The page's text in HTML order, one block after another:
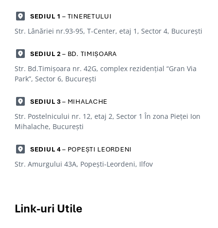
SEDIUL 1 – TINERETULUI
Str. Lânăriei nr.93-95, T-Center, etaj 1, Sector 4, Bucureşti
SEDIUL 2 – BD. TIMIȘOARA
Str. Bd.Timișoara nr. 42G, complex rezidențial “Gran Via
Park”, Sector 6, Bucureşti
SEDIUL 3 – MIHALACHE
Str. Postelnicului nr. 12, etaj 2, Sector 1 În zona Pieței Ion
Mihalache, Bucureşti
SEDIUL 4– POPEȘTI LEORDENI
Str. Amurgului 43A, Popești-Leordeni, Ilfov
Link-uri Utile